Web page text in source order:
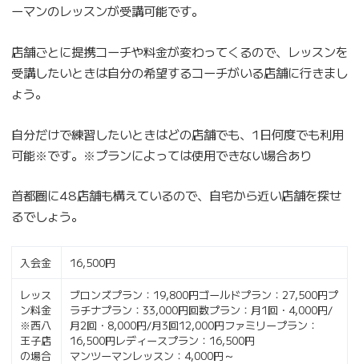
ーマンのレッスンが受講可能です。
店舗ごとに提携コーチや料金が変わってくるので、レッスンを
受講したいときは自分の希望するコーチがいる店舗に行きまし
ょう。
自分だけで練習したいときはどの店舗でも、1日何度でも利用
可能※です。※プランによっては使用できない場合あり
首都圏に48店舗も構えているので、自宅から近い店舗を探せ
るでしょう。
入会金 16,500円
レッス
ン料金
※西八
王子店
の場合
ブロンズプラン：19,800円ゴールドプラン：27,500円プ
ラチナプラン：33,000円回数プラン：月1回・4,000円/
月2回・8,000円/月3回12,000円ファミリープラン：
16,500円レディースプラン：16,500円
マンツーマンレッスン：4,000円～